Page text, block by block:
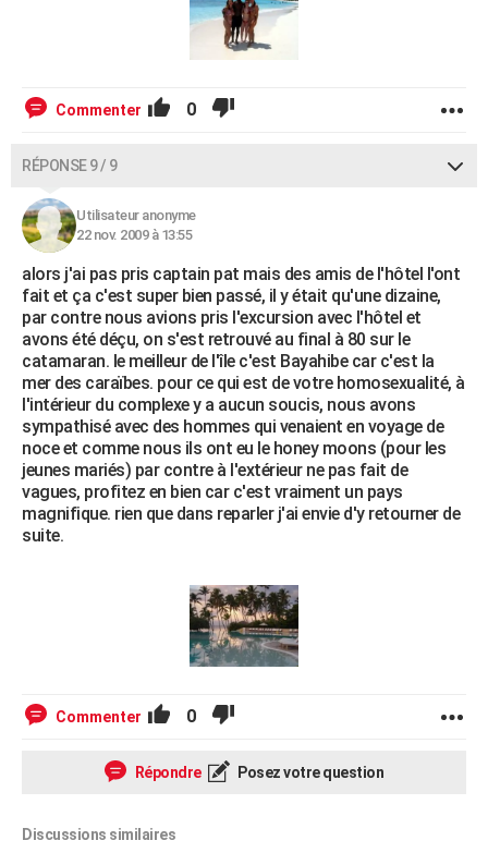
Commenter 0
RÉPONSE 9 / 9
Utilisateur anonyme
22 nov. 2009 à 13:55
alors j'ai pas pris captain pat mais des amis de l'hôtel l'ont
fait et ça c'est super bien passé, il y était qu'une dizaine,
par contre nous avions pris l'excursion avec l'hôtel et
avons été déçu, on s'est retrouvé au final à 80 sur le
catamaran. le meilleur de l'île c'est Bayahibe car c'est la
mer des caraïbes. pour ce qui est de votre homosexualité, à
l'intérieur du complexe y a aucun soucis, nous avons
sympathisé avec des hommes qui venaient en voyage de
noce et comme nous ils ont eu le honey moons (pour les
jeunes mariés) par contre à l'extérieur ne pas fait de
vagues, profitez en bien car c'est vraiment un pays
magnifique. rien que dans reparler j'ai envie d'y retourner de
suite.
Commenter 0
Répondre Posez votre question
Discussions similaires